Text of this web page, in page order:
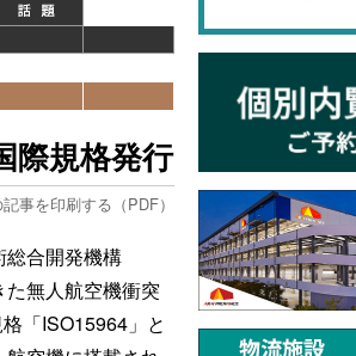
際規格発行
事を印刷する（PDF）
総合開発機構
た無人航空機衝突
「ISO15964」と